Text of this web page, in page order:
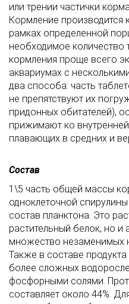
или трении частички
Кормление производится
рамках определенной
необходимое количество
кормления проще всего
аквариумах с
два способа: часть
не препятствуют их
придонных обитателей),
прижимают ко
плавающих в средних и
Состав
1\5 часть общей массы
одноклеточной
состав планктона. Это
растительный белок, но
множество незаменимых
Также в составе
более сложных
фосфорными солями.
составляет около 44%.